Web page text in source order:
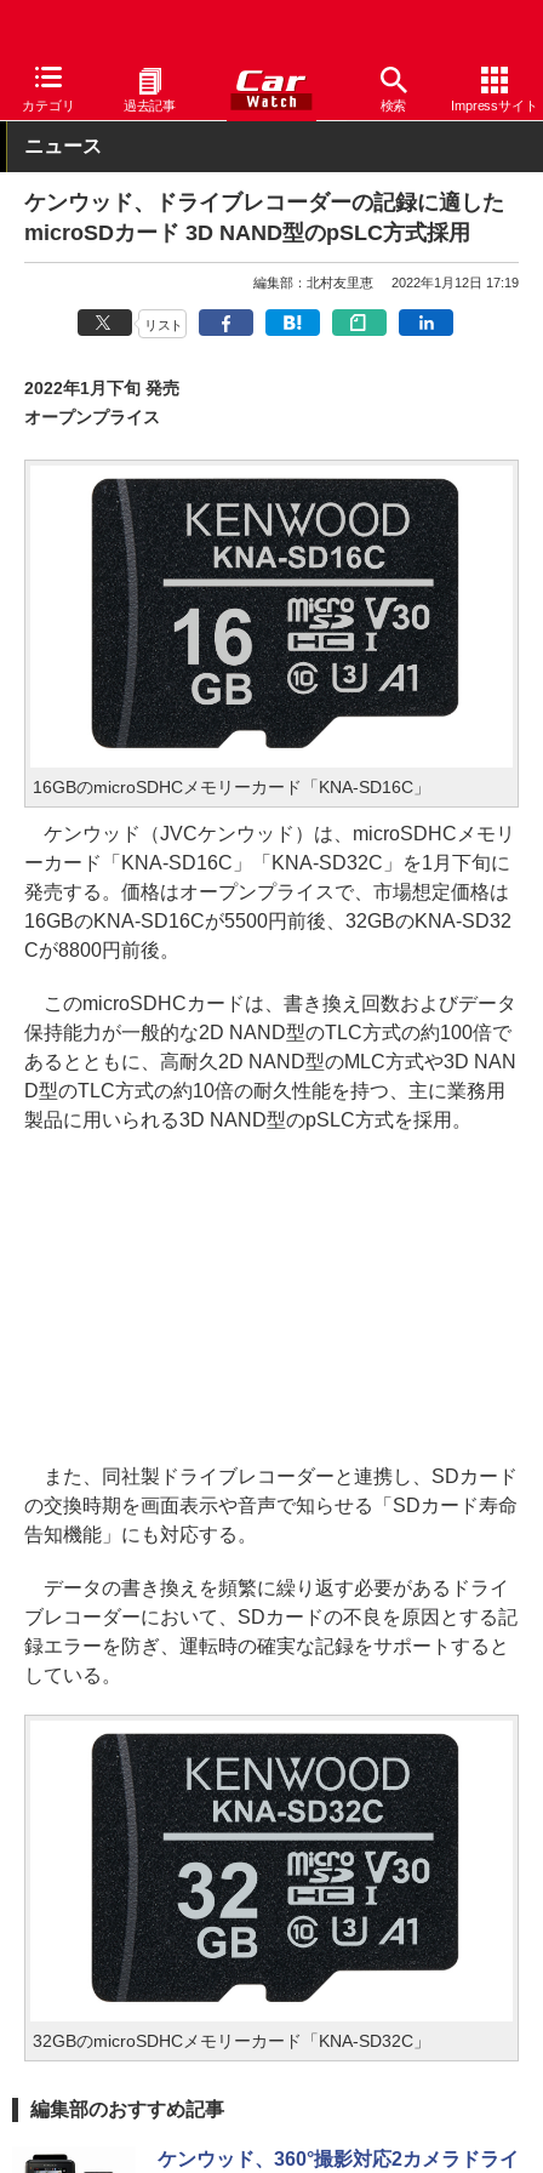
カテゴリ 過去記事 検索 Impressサイト
Car Watch ナビ ケンウッド その他
ニュース
ケンウッド、ドライブレコーダーの記録に適した
microSDカード 3D NAND型のpSLC方式採用
編集部：北村友里恵 2022年1月12日 17:19
リスト
2022年1月下旬 発売
オープンプライス
16GBのmicroSDHCメモリーカード「KNA-SD16C」
ケンウッド（JVCケンウッド）は、microSDHCメモリ
ーカード「KNA-SD16C」「KNA-SD32C」を1月下旬に
発売する。価格はオープンプライスで、市場想定価格は
16GBのKNA-SD16Cが5500円前後、32GBのKNA-SD32
Cが8800円前後。
このmicroSDHCカードは、書き換え回数およびデータ
保持能力が一般的な2D NAND型のTLC方式の約100倍で
あるとともに、高耐久2D NAND型のMLC方式や3D NAN
D型のTLC方式の約10倍の耐久性能を持つ、主に業務用
製品に用いられる3D NAND型のpSLC方式を採用。
また、同社製ドライブレコーダーと連携し、SDカード
の交換時期を画面表示や音声で知らせる「SDカード寿命
告知機能」にも対応する。
データの書き換えを頻繁に繰り返す必要があるドライ
ブレコーダーにおいて、SDカードの不良を原因とする記
録エラーを防ぎ、運転時の確実な記録をサポートすると
している。
32GBのmicroSDHCメモリーカード「KNA-SD32C」
編集部のおすすめ記事
ケンウッド、360°撮影対応2カメラドライ